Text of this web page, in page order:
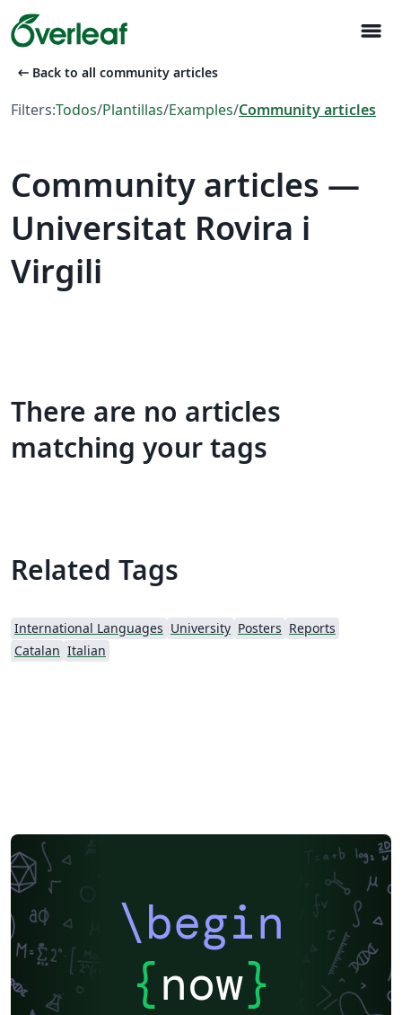
menu
arrow_left_alt Back to all community articles
Filters:Todos/Plantillas/Examples/Community articles
Community articles —
Universitat Rovira i
Virgili
There are no articles
matching your tags
Related Tags
International Languages University Posters Reports
Catalan Italian
\begin
{now}